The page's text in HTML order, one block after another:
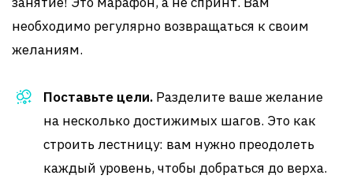
необходимо регулярно возвращаться к своим
желаниям.
Поставьте цели. Разделите ваше желание
на несколько достижимых шагов. Это как
строить лестницу: вам нужно преодолеть
каждый уровень, чтобы добраться до верха.